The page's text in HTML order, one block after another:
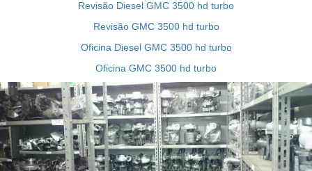
Revisão Diesel GMC 3500 hd turbo
Revisão GMC 3500 hd turbo
Oficina Diesel GMC 3500 hd turbo
Oficina GMC 3500 hd turbo